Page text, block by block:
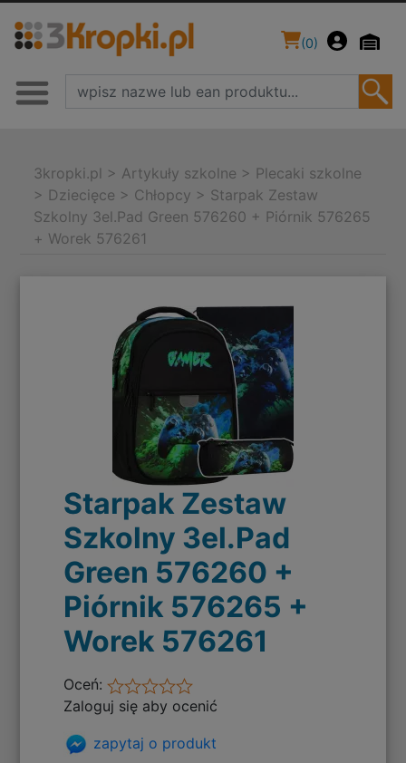
(0)
3kropki.pl > Artykuły szkolne > Plecaki szkolne
> Dziecięce > Chłopcy > Starpak Zestaw
Szkolny 3el.Pad Green 576260 + Piórnik 576265
+ Worek 576261
Starpak Zestaw
Szkolny 3el.Pad
Green 576260 +
Piórnik 576265 +
Worek 576261
Oceń:
Zaloguj się aby ocenić
zapytaj o produkt